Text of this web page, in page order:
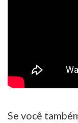
Se você